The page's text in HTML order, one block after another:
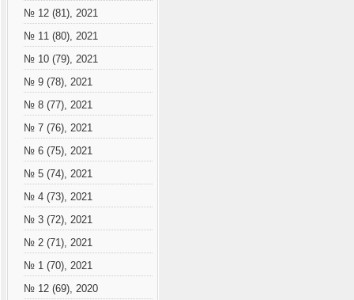
№ 12 (81), 2021
№ 11 (80), 2021
№ 10 (79), 2021
№ 9 (78), 2021
№ 8 (77), 2021
№ 7 (76), 2021
№ 6 (75), 2021
№ 5 (74), 2021
№ 4 (73), 2021
№ 3 (72), 2021
№ 2 (71), 2021
№ 1 (70), 2021
№ 12 (69), 2020